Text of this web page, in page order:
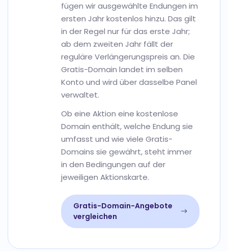
fügen wir ausgewählte Endungen im
ersten Jahr kostenlos hinzu. Das gilt
in der Regel nur für das erste Jahr;
ab dem zweiten Jahr fällt der
reguläre Verlängerungspreis an. Die
Gratis-Domain landet im selben
Konto und wird über dasselbe Panel
verwaltet.
Ob eine Aktion eine kostenlose
Domain enthält, welche Endung sie
umfasst und wie viele Gratis-
Domains sie gewährt, steht immer
in den Bedingungen auf der
jeweiligen Aktionskarte.
Gratis-Domain-Angebote
vergleichen